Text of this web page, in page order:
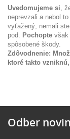
Uvedomujeme si,
neprevzali a nebol
vyťažený, nemali
pod. Pochopte však
spôsobené škody.
Zdôvodnenie:
ktoré takto
Odber